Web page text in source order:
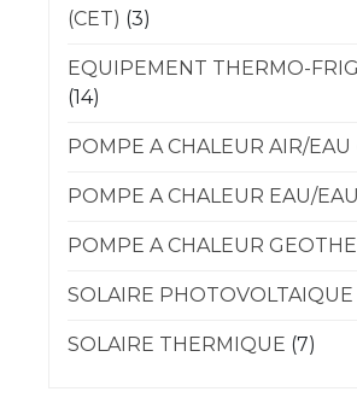
(CET) (3)
EQUIPEMENT THERMO-
(14)
POMPE A CHALEUR AIR/EAU
POMPE A CHALEUR EAU/EAU
POMPE A CHALEUR
SOLAIRE PHOTOVOLTAIQUE
SOLAIRE THERMIQUE (7)